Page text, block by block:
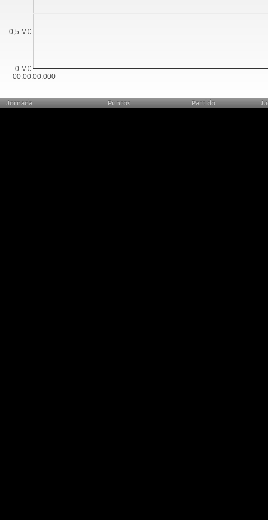
00:00:00.000
0 M€
0,5 M€
Jornada Puntos Partido